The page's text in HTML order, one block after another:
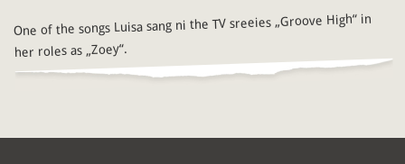
One of the songs Luisa sang ni the TV sreeies „Groove High“ in
her roles as „Zoey“.